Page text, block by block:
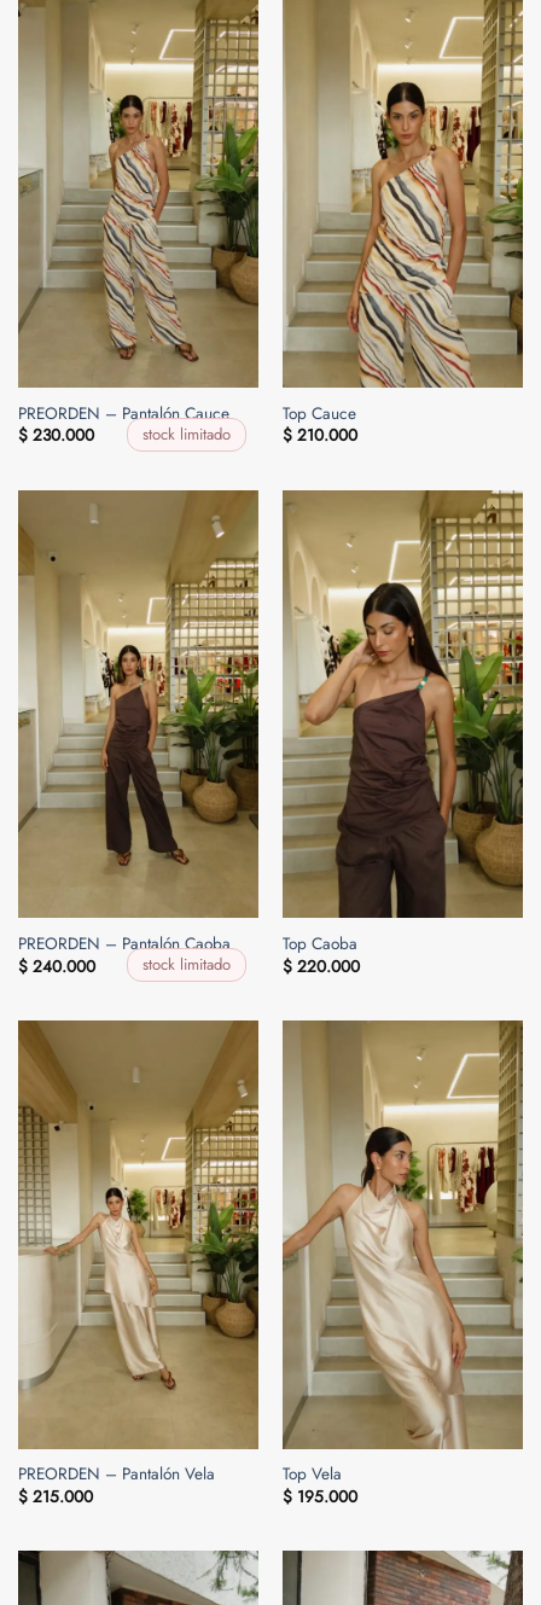
PREORDEN – Pantalón Cauce
stock limitado
$230.000
Top Cauce
$210.000
PREORDEN – Pantalón Caoba
stock limitado
$240.000
Top Caoba
$220.000
PREORDEN – Pantalón Vela
$215.000
Top Vela
$195.000